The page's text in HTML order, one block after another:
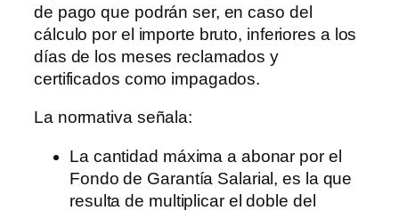
de pago que podrán ser, en caso del
cálculo por el importe bruto, inferiores a los
días de los meses reclamados y
certificados como impagados.
La normativa señala:
La cantidad máxima a abonar por el
Fondo de Garantía Salarial, es la que
resulta de multiplicar el doble del